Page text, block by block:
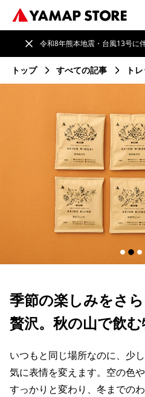
令和8年熊本地震・台風13号に
トップ すべての記事 ト
季節の楽しみをさ
贅沢。秋の山で飲
いつもと同じ場所なのに、少
気に表情を変えます。空の色
すっかりと変わり、冬までの